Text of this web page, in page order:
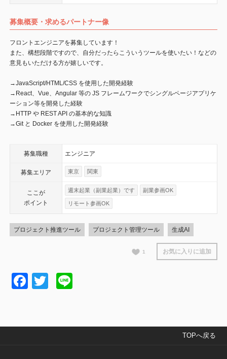
募集概要・求めるパートナー像
フロントエンジニアを募集しています！
また、構想段階ですので、自分だったらこういうツールを使いたい！などの
意見もいただける方が嬉しいです。
→JavaScript/HTML/CSS を使用した開発経験
→React、Vue、Angular 等の JS フレームワークでシングルページアプリケ
ーション等を開発した経験
→HTTP や REST API の基本的な知識
→Git と Docker を使用した開発経験
募集職種 エンジニア
募集エリア 東京 関東
ここが
ポイント
週末起業（副業起業）です 副業参画OK
リモート参画OK
プロジェクト推進ツール プロジェクト管理ツール 生成AI
1 お気に入りに追加
Facebook
Twitter
TOPへ戻る